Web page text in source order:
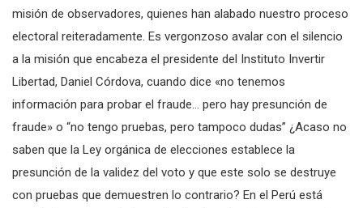
misión de observadores, quienes han alabado nuestro proceso
electoral reiteradamente. Es vergonzoso avalar con el silencio
a la misión que encabeza el presidente del Instituto Invertir
Libertad, Daniel Córdova, cuando dice «no tenemos
información para probar el fraude… pero hay presunción de
fraude» o “no tengo pruebas, pero tampoco dudas” ¿Acaso no
saben que la Ley orgánica de elecciones establece la
presunción de la validez del voto y que este solo se destruye
con pruebas que demuestren lo contrario? En el Perú está